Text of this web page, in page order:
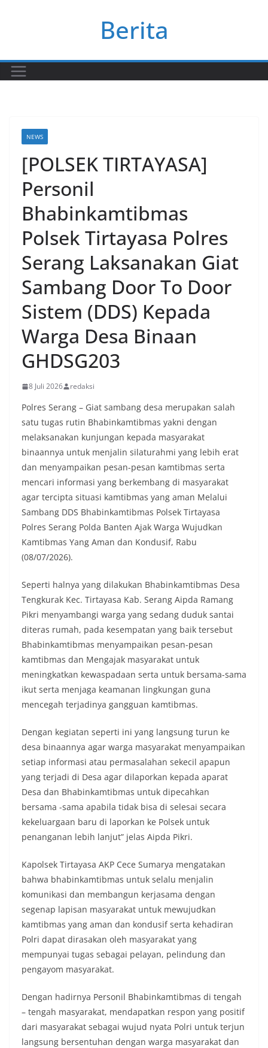
Berita
NEWS
[POLSEK TIRTAYASA]
Personil
Bhabinkamtibmas
Polsek Tirtayasa Polres
Serang Laksanakan Giat
Sambang Door To Door
Sistem (DDS) Kepada
Warga Desa Binaan
GHDSG203
8 Juli 2026 redaksi
Polres Serang – Giat sambang desa merupakan salah
satu tugas rutin Bhabinkamtibmas yakni dengan
melaksanakan kunjungan kepada masyarakat
binaannya untuk menjalin silaturahmi yang lebih erat
dan menyampaikan pesan-pesan kamtibmas serta
mencari informasi yang berkembang di masyarakat
agar tercipta situasi kamtibmas yang aman Melalui
Sambang DDS Bhabinkamtibmas Polsek Tirtayasa
Polres Serang Polda Banten Ajak Warga Wujudkan
Kamtibmas Yang Aman dan Kondusif, Rabu
(08/07/2026).
Seperti halnya yang dilakukan Bhabinkamtibmas Desa
Tengkurak Kec. Tirtayasa Kab. Serang Aipda Ramang
Pikri menyambangi warga yang sedang duduk santai
diteras rumah, pada kesempatan yang baik tersebut
Bhabinkamtibmas menyampaikan pesan-pesan
kamtibmas dan Mengajak masyarakat untuk
meningkatkan kewaspadaan serta untuk bersama-sama
ikut serta menjaga keamanan lingkungan guna
mencegah terjadinya gangguan kamtibmas.
Dengan kegiatan seperti ini yang langsung turun ke
desa binaannya agar warga masyarakat menyampaikan
setiap informasi atau permasalahan sekecil apapun
yang terjadi di Desa agar dilaporkan kepada aparat
Desa dan Bhabinkamtibmas untuk dipecahkan
bersama -sama apabila tidak bisa di selesai secara
kekeluargaan baru di laporkan ke Polsek untuk
penanganan lebih lanjut” jelas Aipda Pikri.
Kapolsek Tirtayasa AKP Cece Sumarya mengatakan
bahwa bhabinkamtibmas untuk selalu menjalin
komunikasi dan membangun kerjasama dengan
segenap lapisan masyarakat untuk mewujudkan
kamtibmas yang aman dan kondusif serta kehadiran
Polri dapat dirasakan oleh masyarakat yang
mempunyai tugas sebagai pelayan, pelindung dan
pengayom masyarakat.
Dengan hadirnya Personil Bhabinkamtibmas di tengah
– tengah masyarakat, mendapatkan respon yang positif
dari masyarakat sebagai wujud nyata Polri untuk terjun
langsung bersentuhan dengan warga masyarakat dan